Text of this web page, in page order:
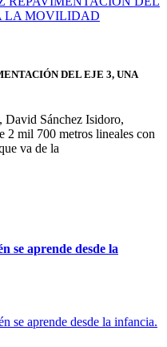
DEL EJE 3, UNA
David Sánchez Isidoro,
2 mil 700 metros lineales con
va de la
se aprende desde la